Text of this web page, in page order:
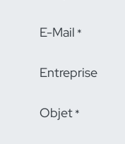
E-Mail *
Entreprise
Objet*